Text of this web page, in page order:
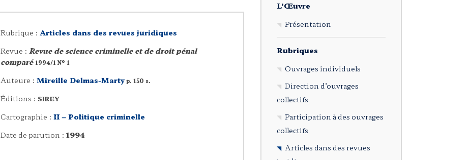
Rubrique : Articles dans des revues juridiques
Revue : Revue de science criminelle et de droit pénal
comparé 1994/1 N° 1
Auteure :Mireille Delmas-Marty p. 150 s.
Éditions : SIREY
Cartographie :II – Politique criminelle
Date de parution :1994
L’Œuvre
Présentation
Rubriques
Ouvrages individuels
Direction d’ouvrages
collectifs
Participation à des ouvrages
collectifs
Articles dans des revues